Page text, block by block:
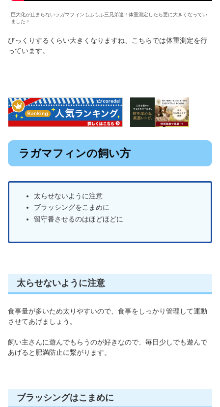
巨大化が止まらないラガマフィンもふもふ三兄弟達！体重測定したら更に大きくなってい
ました！
びっくりするくらい大きくなりますね、こちらでは体重測定を行
っています。
ラガマフィンの飼い方
太らせないように注意
ブラッシングをこまめに
留守番させるのはほどほどに
太らせないように注意
食事量が多いため太りやすいので、食事をしっかり管理して運動
させてあげましょう。
飼い主さんに遊んでもらうのが好きなので、毎日少しでも遊んで
あげると肥満防止に繋がります。
ブラッシングはこまめに